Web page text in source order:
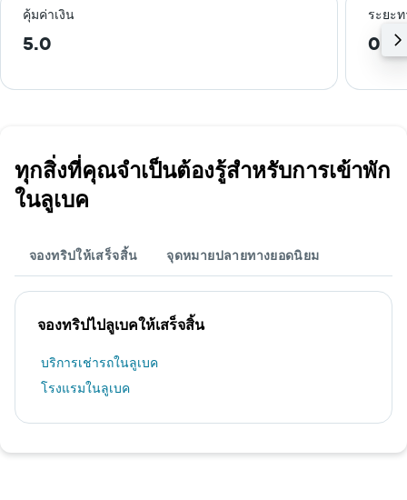
คุ้มค่าเงิน ระยะท
5.0 0.7
ทุกสิ่งที่คุณจำเป็นต้องรู้สำหรับการเข้าพัก
ในลูเบค
จองทริปให้เสร็จสิ้น จุดหมายปลายทางยอดนิยม
จองทริปไปลูเบคให้เสร็จสิ้น
บริการเช่ารถในลูเบค
โรงแรมในลูเบค